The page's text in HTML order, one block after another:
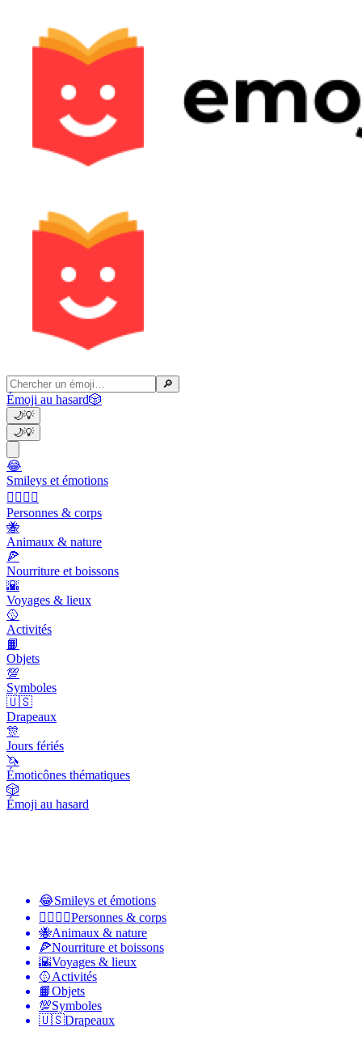
🔎
Émoji au hasard🎲
🌙💡
🌙💡
😂
Smileys et émotions
👩‍❤️‍💋‍👨
Personnes & corps
🐝
Animaux & nature
🍕
Nourriture et boissons
🌇
Voyages & lieux
🥎
Activités
📙
Objets
💯
Symboles
🇺🇸
Drapeaux
🎊
Jours fériés
🦄
Émoticônes thématiques
🎲
Émoji au hasard
😂Smileys et émotions
👩‍❤️‍💋‍👨Personnes & corps
🐝Animaux & nature
🍕Nourriture et boissons
🌇Voyages & lieux
🥎Activités
📙Objets
💯Symboles
🇺🇸Drapeaux